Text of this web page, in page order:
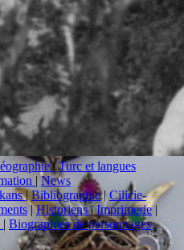
|Turc et langues
|News
|Bibliographie| Cilicie-
|Historiens|Imprimerie|
| Biographies de personnages